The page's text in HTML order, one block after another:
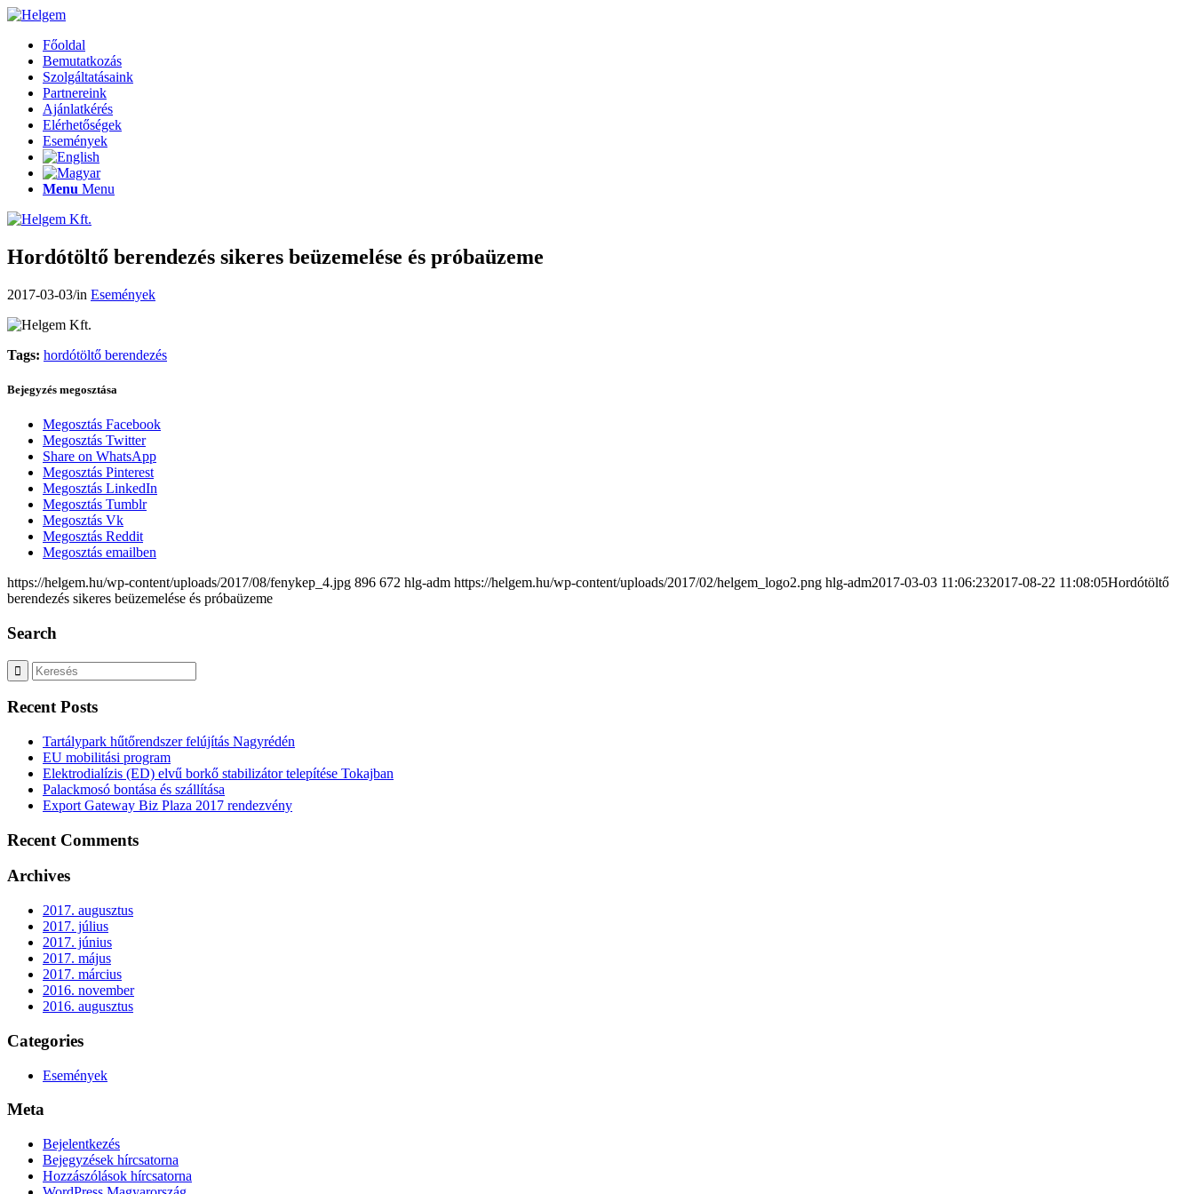
Főoldal
Bemutatkozás
Szolgáltatásaink
Partnereink
Ajánlatkérés
Elérhetőségek
Események
Menu Menu
Hordótöltő berendezés sikeres beüzemelése és próbaüzeme
2017-03-03/in Események
Tags: hordótöltő berendezés
Bejegyzés megosztása
Megosztás Facebook
Megosztás Twitter
Share on WhatsApp
Megosztás Pinterest
Megosztás LinkedIn
Megosztás Tumblr
Megosztás Vk
Megosztás Reddit
Megosztás emailben
https://helgem.hu/wp-content/uploads/2017/08/fenykep_4.jpg 896 672 hlg-adm https://helgem.hu/wp-content/uploads/2017/02/helgem_logo2.png hlg-adm2017-03-03 11:06:232017-08-22 11:08:05Hordótöltő
berendezés sikeres beüzemelése és próbaüzeme
Search
Recent Posts
Tartálypark hűtőrendszer felújítás Nagyrédén
EU mobilitási program
Elektrodialízis (ED) elvű borkő stabilizátor telepítése Tokajban
Palackmosó bontása és szállítása
Export Gateway Biz Plaza 2017 rendezvény
Recent Comments
Archives
2017. augusztus
2017. július
2017. június
2017. május
2017. március
2016. november
2016. augusztus
Categories
Események
Meta
Bejelentkezés
Bejegyzések hírcsatorna
Hozzászólások hírcsatorna